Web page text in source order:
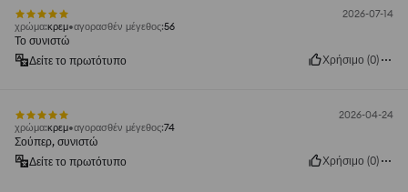
2026-07-14
χρώμα:κρεμ αγορασθέν μέγεθος:56
Το συνιστώ
Δείτε το πρωτότυπο
Χρήσιμο (0)
2026-04-24
χρώμα:κρεμ αγορασθέν μέγεθος:74
Σούπερ, συνιστώ
Δείτε το πρωτότυπο
Χρήσιμο (0)